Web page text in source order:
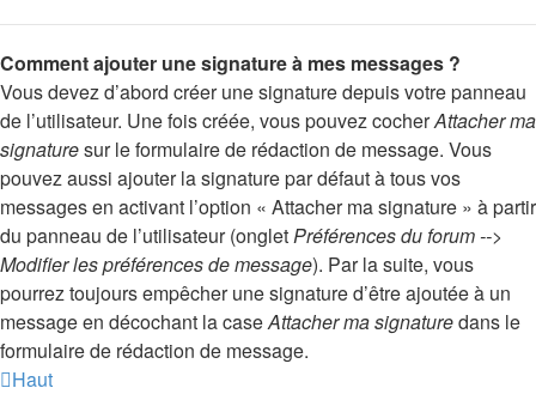
Comment ajouter une signature à mes messages ?
Vous devez d’abord créer une signature depuis votre panneau
de l’utilisateur. Une fois créée, vous pouvez cocherAttacher ma
signaturesur le formulaire de rédaction de message. Vous
pouvez aussi ajouter la signature par défaut à tous vos
messages en activant l’option « Attacher ma signature » à partir
du panneau de l’utilisateur (ongletPréférences du forum -->
Modifier les préférences de message). Par la suite, vous
pourrez toujours empêcher une signature d’être ajoutée à un
message en décochant la caseAttacher ma signaturedans le
formulaire de rédaction de message.
Haut